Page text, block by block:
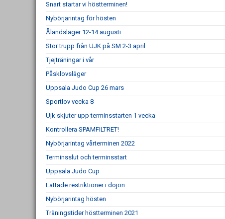
Snart startar vi höstterminen!
Nybörjarintag för hösten
Ålandsläger 12-14 augusti
Stor trupp från UJK på SM 2-3 april
Tjejträningar i vår
Påsklovsläger
Uppsala Judo Cup 26 mars
Sportlov vecka 8
Ujk skjuter upp terminsstarten 1 vecka
Kontrollera SPAMFILTRET!
Nybörjarintag vårterminen 2022
Terminsslut och terminsstart
Uppsala Judo Cup
Lättade restriktioner i dojon
Nybörjarintag hösten
Träningstider höstterminen 2021